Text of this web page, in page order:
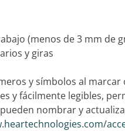
(menos de 3 mm de
y giras
y símbolos al marcar
y fácilmente legibles,
nombrar y